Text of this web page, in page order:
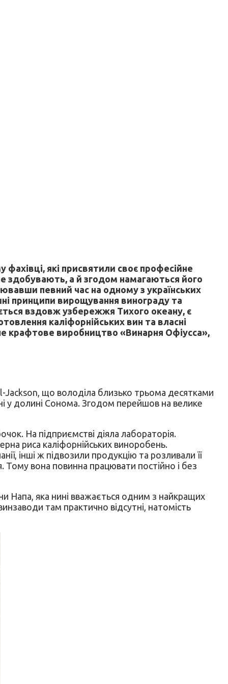
фахівці, які присвятили своє професійне
здобувають, а й згодом намагаються його
певний час на одному з українських
принципи вирощування винограду та
вздовж узбережжя Тихого океану, є
каліфорнійських вин та власні
крафтове виробництво «Винарня Офіусса»,
Jackson, що володіла близько трьома десятками
у долині Сонома. Згодом перейшов на велике
На підприємстві діяла лабораторія.
риса каліфорнійських виноробень.
інші ж підвозили продукцію та розливали її
Тому вона повинна працювати постійно і без
Напа, яка нині вважається одним з найкращих
там практично відсутні, натомість